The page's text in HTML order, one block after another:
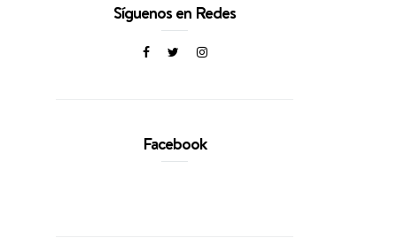
Síguenos en Redes
Facebook